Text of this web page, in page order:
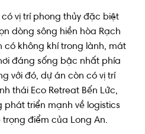
vị trí phong thủy đặc biệt
dòng sông hiền hòa Rạch
có không khí trong lành, mát
đáng sống bậc nhất phía
với đó, dự án còn có vị trí
thái Eco Retreat Bến Lức,
triển mạnh về logistics
điểm của Long An.